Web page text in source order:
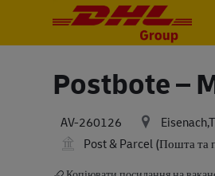
Postbote –
AV-260126
Post & Parcel (Пошта та